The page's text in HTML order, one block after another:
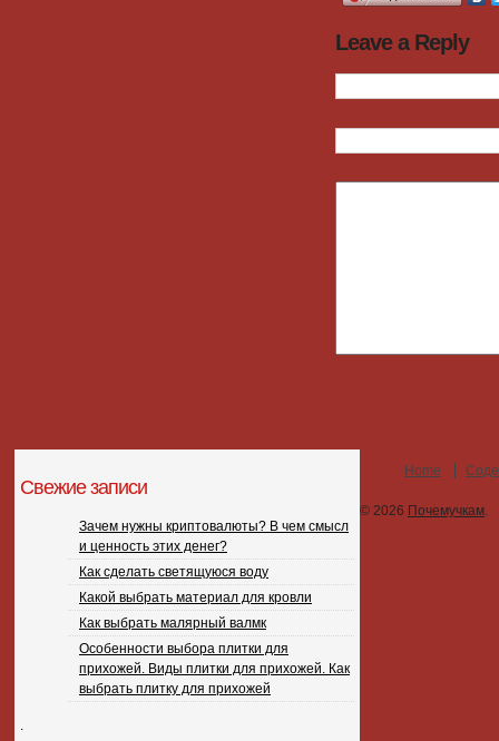
Leave a Reply
Свежие записи
Зачем нужны криптовалюты? В чем смысл
и ценность этих денег?
Как сделать светящуюся воду
Какой выбрать материал для кровли
Как выбрать малярный валмк
Особенности выбора плитки для
прихожей. Виды плитки для прихожей. Как
выбрать плитку для прихожей
.
Home
© 2026 Почемучкам.